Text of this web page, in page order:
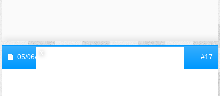
05/06/2007, #17